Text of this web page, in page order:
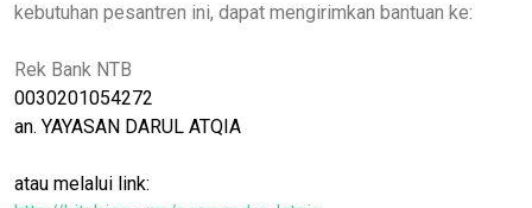
kebutuhan pesantren ini, dapat mengirimkan bantuan ke:
Rek Bank NTB
0030201054272
an. YAYASAN DARUL ATQIA
atau melalui link: